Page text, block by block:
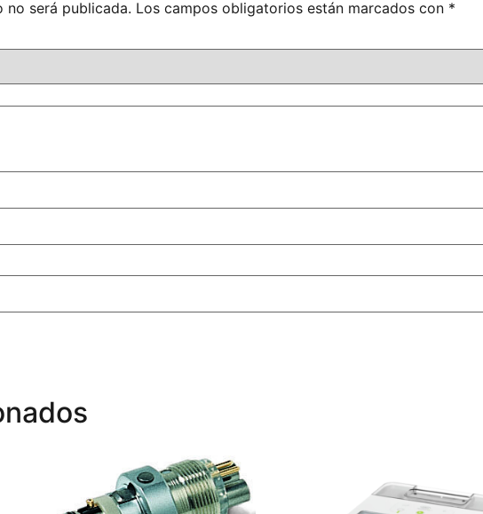
será publicada. Los campos obligatorios están marcados con *